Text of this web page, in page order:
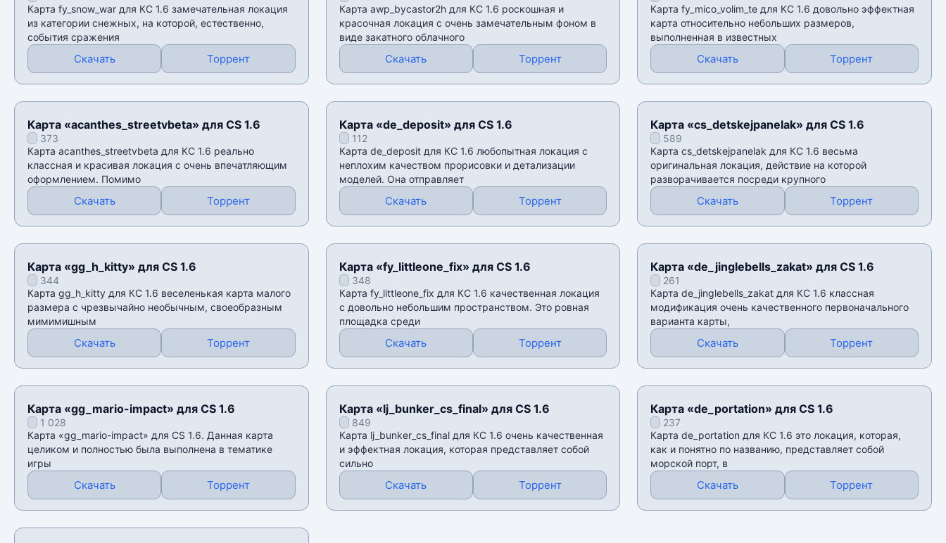
Карта fy_snow_war для КС 1.6 замечательная локация
из категории снежных, на которой, естественно,
события сражения
Скачать Торрент
Карта awp_bycastor2h для КС 1.6 роскошная и
красочная локация с очень замечательным фоном в
виде закатного облачного
Скачать Торрент
Карта fy_mico_volim_te для КС 1.6 довольно эффектная
карта относительно небольших размеров,
выполненная в известных
Скачать Торрент
Карта «acanthes_streetvbeta» для CS 1.6
373
Карта acanthes_streetvbeta для КС 1.6 реально
классная и красивая локация с очень впечатляющим
оформлением. Помимо
Скачать Торрент
Карта «de_deposit» для CS 1.6
112
Карта de_deposit для КС 1.6 любопытная локация с
неплохим качеством прорисовки и детализации
моделей. Она отправляет
Скачать Торрент
Карта «cs_detskejpanelak» для CS 1.6
589
Карта cs_detskejpanelak для КС 1.6 весьма
оригинальная локация, действие на которой
разворачивается посреди крупного
Скачать Торрент
Карта «gg_h_kitty» для CS 1.6
344
Карта gg_h_kitty для КС 1.6 веселенькая карта малого
размера с чрезвычайно необычным, своеобразным
мимимишным
Скачать Торрент
Карта «fy_littleone_fix» для CS 1.6
348
Карта fy_littleone_fix для КС 1.6 качественная локация
с довольно небольшим пространством. Это ровная
площадка среди
Скачать Торрент
Карта «de_jinglebells_zakat» для CS 1.6
261
Карта de_jinglebells_zakat для КС 1.6 классная
модификация очень качественного первоначального
варианта карты,
Скачать Торрент
Карта «gg_mario-impact» для CS 1.6
1 028
Карта «gg_mario-impact» для CS 1.6. Данная карта
целиком и полностью была выполнена в тематике
игры
Скачать Торрент
Карта «lj_bunker_cs_final» для CS 1.6
849
Карта lj_bunker_cs_final для КС 1.6 очень качественная
и эффектная локация, которая представляет собой
сильно
Скачать Торрент
Карта «de_portation» для CS 1.6
237
Карта de_portation для КС 1.6 это локация, которая,
как и понятно по названию, представляет собой
морской порт, в
Скачать Торрент